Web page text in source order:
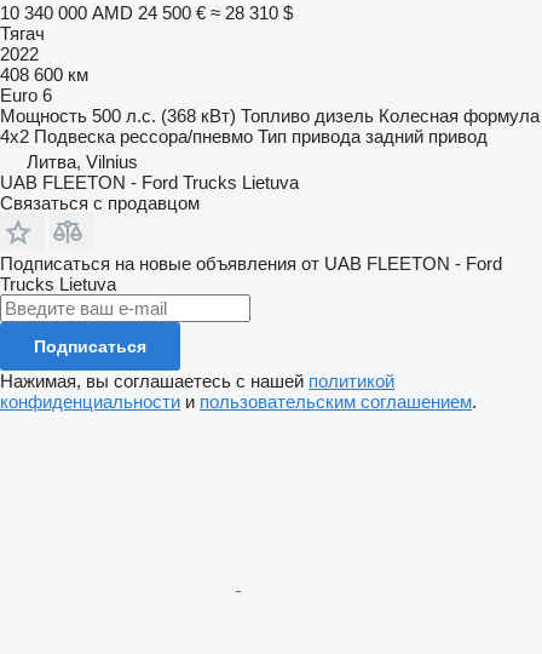
10 340 000 AMD 24 500 € ≈ 28 310 $
Тягач
2022
408 600 км
Euro 6
Мощность 500 л.с. (368 кВт) Топливо дизель Колесная формула
4x2 Подвеска рессора/пневмо Тип привода задний привод
Литва, Vilnius
UAB FLEETON - Ford Trucks Lietuva
Связаться с продавцом
Подписаться на новые объявления от UAB FLEETON - Ford
Trucks Lietuva
Подписаться
Нажимая, вы соглашаетесь с нашей политикой
конфиденциальности и пользовательским соглашением.